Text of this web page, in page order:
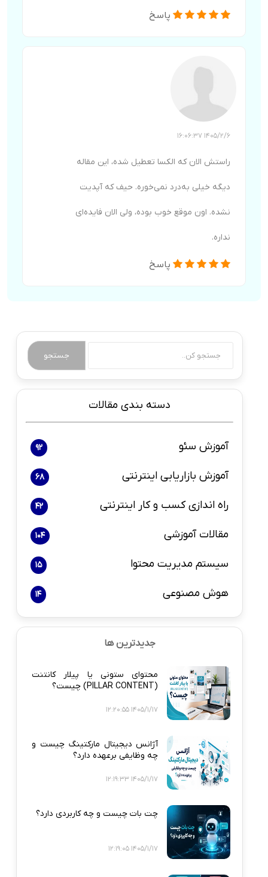
پاسخ
1405/2/6 16:06:37
راستش الان که الکسا تعطیل شده، این مقاله
دیگه خیلی به‌درد نمی‌خوره. حیف که آپدیت
نشده. اون موقع خوب بوده، ولی الان فایده‌ای
نداره.
پاسخ
جستجو
دسته بندی مقالات
آموزش سئو 92
آموزش بازاریابی اینترنتی 68
راه اندازی کسب و کار اینترنتی 42
مقالات آموزشی 104
سیستم مدیریت محتوا 15
هوش مصنوعی 14
جدیدترین ها
محتوای ستونی یا پیلار کانتنت
(PILLAR CONTENT) چیست؟
1405/1/17 12:20:55
آژانس دیجیتال مارکتینگ چیست و
چه وظایفی برعهده دارد؟
1405/1/17 12:19:33
چت بات چیست و چه کاربردی دارد؟
1405/1/17 12:19:05